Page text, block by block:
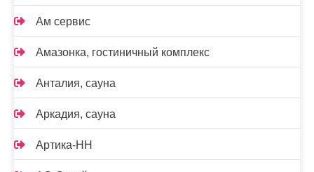
Ам сервис
Амазонка, гостиничный комплекс
Анталия, сауна
Аркадия, сауна
Артика-НН